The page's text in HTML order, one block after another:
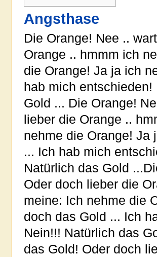
Angsthase
Die Orange! Nee ..
Orange .. hmmm ich
die Orange! Ja ja ich
hab mich
Gold ... Die Orange!
lieber die Orange ..
nehme die Orange! Ja
... Ich hab mich
Natürlich das Gold
Oder doch lieber die
meine: Ich nehme die
doch das Gold ... Ich
Nein!!! Natürlich das
das Gold! Oder doch